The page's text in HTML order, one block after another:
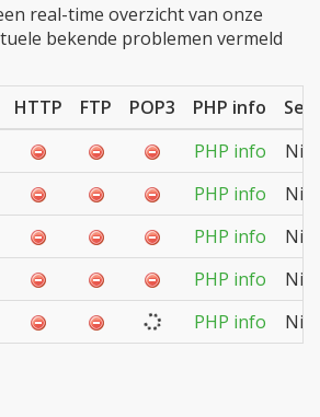
real-time overzicht van onze
bekende problemen vermeld
HTTP FTP POP3 PHP info
PHP info
PHP info
PHP info
PHP info
PHP info